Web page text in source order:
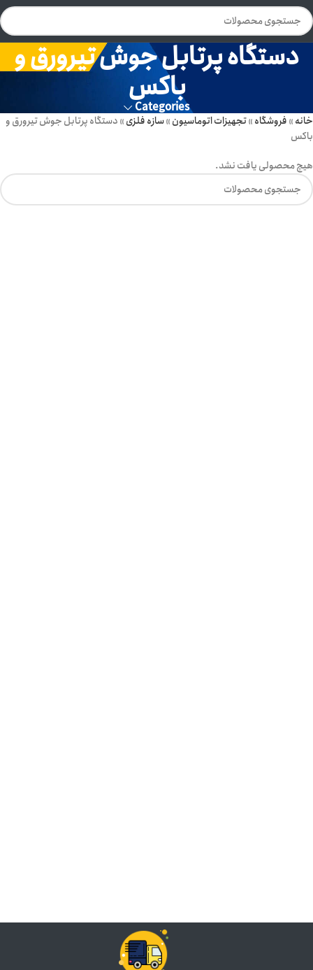
دستگاه پرتابل جوش تیرورق و
باکس
Categories
خانه»فروشگاه»تجهیزات اتوماسیون»سازه فلزی»دستگاه پرتابل جوش تیرورق و
باکس
هیچ محصولی یافت نشد.